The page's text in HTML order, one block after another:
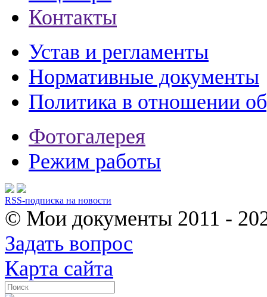
Контакты
Устав и регламенты
Нормативные документы
Политика в отношении
Фотогалерея
Режим работы
RSS-подписка на новости
© Мои документы 2011 -
Задать вопрос
Карта сайта